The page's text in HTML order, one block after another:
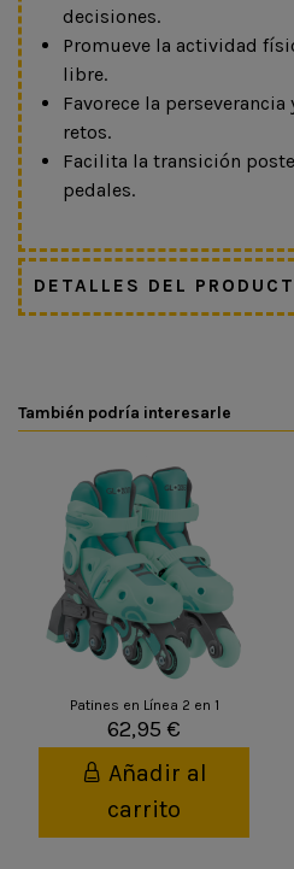
decisiones.
Promueve la actividad
libre.
Favorece la
retos.
Facilita la transición
pedales.
DETALLES DEL
También podría interesarle
Patines en Línea 2 en 1
62,95 €
Añadir al
carrito